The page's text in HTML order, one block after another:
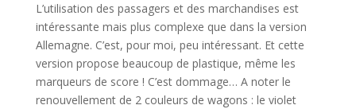
L’utilisation des passagers et des marchandises est
intéressante mais plus complexe que dans la version
Allemagne. C’est, pour moi, peu intéressant. Et cette
version propose beaucoup de plastique, même les
marqueurs de score ! C’est dommage… A noter le
renouvellement de 2 couleurs de wagons : le violet